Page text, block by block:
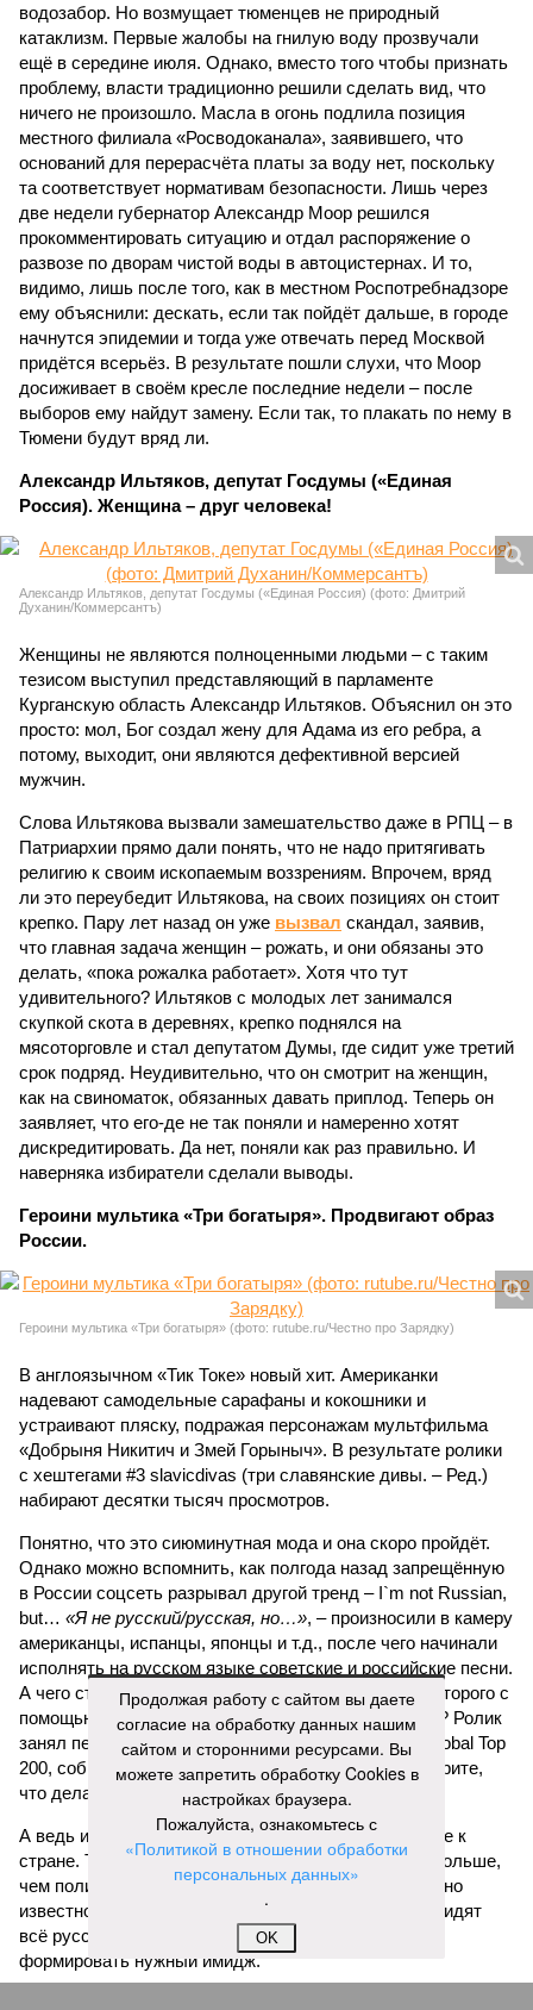
водозабор. Но возмущает тюменцев не природный
катаклизм. Первые жалобы на гнилую воду прозвучали
ещё в середине июля. Однако, вместо того чтобы признать
проблему, власти традиционно решили сделать вид, что
ничего не произошло. Масла в огонь подлила позиция
местного филиала «Росводоканала», заявившего, что
оснований для перерасчёта платы за воду нет, поскольку
та соответствует нормативам безопасности. Лишь через
две недели губернатор Александр Моор решился
прокомментировать ситуацию и отдал распоряжение о
развозе по дворам чистой воды в автоцистернах. И то,
видимо, лишь после того, как в местном Роспотребнадзоре
ему объяснили: дескать, если так пойдёт дальше, в городе
начнутся эпидемии и тогда уже отвечать перед Москвой
придётся всерьёз. В результате пошли слухи, что Моор
досиживает в своём кресле последние недели – после
выборов ему найдут замену. Если так, то плакать по нему в
Тюмени будут вряд ли.
Александр Ильтяков, депутат Госдумы («Единая
Россия). Женщина – друг человека!
Александр Ильтяков, депутат Госдумы («Единая Россия) (фото: Дмитрий
Духанин/Коммерсантъ)
Женщины не являются полноценными людьми – с таким
тезисом выступил представляющий в парламенте
Курганскую область Александр Ильтяков. Объяснил он это
просто: мол, Бог создал жену для Адама из его ребра, а
потому, выходит, они являются дефективной версией
мужчин.
Слова Ильтякова вызвали замешательство даже в РПЦ – в
Патриархии прямо дали понять, что не надо притягивать
религию к своим ископаемым воззрениям. Впрочем, вряд
ли это переубедит Ильтякова, на своих позициях он стоит
крепко. Пару лет назад он уже вызвал скандал, заявив,
что главная задача женщин – рожать, и они обязаны это
делать, «пока рожалка работает». Хотя что тут
удивительного? Ильтяков с молодых лет занимался
скупкой скота в деревнях, крепко поднялся на
мясоторговле и стал депутатом Думы, где сидит уже третий
срок подряд. Неудивительно, что он смотрит на женщин,
как на свиноматок, обязанных давать приплод. Теперь он
заявляет, что его-де не так поняли и намеренно хотят
дискредитировать. Да нет, поняли как раз правильно. И
наверняка избиратели сделали выводы.
Героини мультика «Три богатыря». Продвигают образ
России.
Героини мультика «Три богатыря» (фото: rutube.ru/Честно про Зарядку)
В англоязычном «Тик Токе» новый хит. Американки
надевают самодельные сарафаны и кокошники и
устраивают пляску, подражая персонажам мультфильма
«Добрыня Никитич и Змей Горыныч». В результате ролики
с хештегами #3 slavicdivas (три славянские дивы. – Ред.)
набирают десятки тысяч просмотров.
Понятно, что это сиюминутная мода и она скоро пройдёт.
Однако можно вспомнить, как полгода назад запрещённую
в России соцсеть разрывал другой тренд – I`m not Russian,
but… «Я не русский/русская, но…», – произносили в камеру
американцы, испанцы, японцы и т.д., после чего начинали
исполнять на русском языке советские и российские песни.
А чего стоит недавний ИИ-трюк сКанье Уэстом
, которого с
помощью нейросети заставили петь «Седую ночь»? Ролик
занял первое место в мировом рейтинге Shazam Global Top
200, собрав восторженные комментарии: мол, смотрите,
что делают эти русские!
А ведь из таких мелочей и складывается отношение к
стране. То, что мультики с песнями часто делают больше,
чем политики своими речами, профессионалам давно
известно. Но заявлять о том, что за границей ненавидят
всё русское, конечно, намного проще, чем умело
формировать нужный имидж.
Продолжая работу с сайтом вы даете
согласие на обработку данных нашим
сайтом и сторонними ресурсами. Вы
можете запретить обработку Cookies в
настройках браузера.
Пожалуйста, ознакомьтесь с
«Политикой в отношении обработки
персональных данных»
.
OK